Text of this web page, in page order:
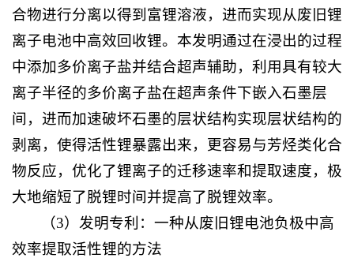
合物进行分离以得到富锂溶液，进而实现从废旧锂
离子电池中高效回收锂。本发明通过在浸出的过程
中添加多价离子盐并结合超声辅助，利用具有较大
离子半径的多价离子盐在超声条件下嵌入石墨层
间，进而加速破坏石墨的层状结构实现层状结构的
剥离，使得活性锂暴露出来，更容易与芳烃类化合
物反应，优化了锂离子的迁移速率和提取速度，极
大地缩短了脱锂时间并提高了脱锂效率。
（3）发明专利：一种从废旧锂电池负极中高
效率提取活性锂的方法